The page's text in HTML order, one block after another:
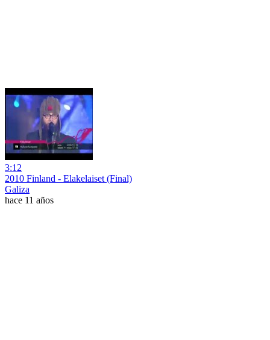
3:12
2010 Finland - Elakelaiset (Final)
Galiza
hace 11 años